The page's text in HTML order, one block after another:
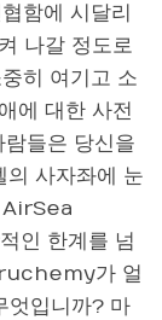
함에 시달리
나갈 정도로
히 여기고 소
에 대한 사전
람들은 당신을
의 사자좌에 눈
AirSea
인 한계를 넘
가 얼
엇입니까? 마